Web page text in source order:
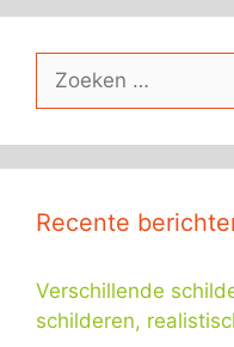
naar:
Recente
Verschillende
schilderen,